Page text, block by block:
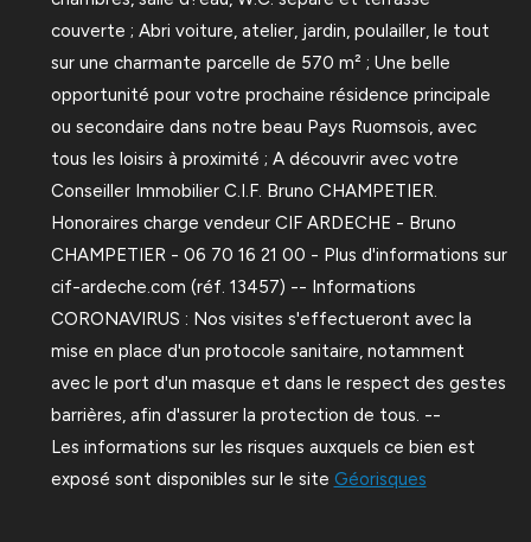
couverte ; Abri voiture, atelier, jardin, poulailler, le tout
sur une charmante parcelle de 570 m² ; Une belle
opportunité pour votre prochaine résidence principale
ou secondaire dans notre beau Pays Ruomsois, avec
tous les loisirs à proximité ; A découvrir avec votre
Conseiller Immobilier C.I.F. Bruno CHAMPETIER.
Honoraires charge vendeur CIF ARDECHE - Bruno
CHAMPETIER - 06 70 16 21 00 - Plus d'informations sur
cif-ardeche.com (réf. 13457) -- Informations
CORONAVIRUS : Nos visites s'effectueront avec la
mise en place d'un protocole sanitaire, notamment
avec le port d'un masque et dans le respect des gestes
barrières, afin d'assurer la protection de tous. --
Les informations sur les risques auxquels ce bien est
exposé sont disponibles sur le site Géorisques